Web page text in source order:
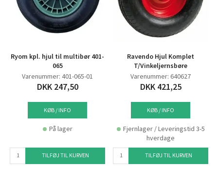
Ryom kpl. hjul til multibør 401-
065
Varenummer: 401-065-01
DKK 247,50
KØB / INFO
På lager
TILFØJ TIL KURVEN
Ravendo Hjul Komplet
T/Vinkeljernsbøre
Varenummer: 640627
DKK 421,25
KØB / INFO
Fjernlager / Leveringstid 3-5
hverdage
TILFØJ TIL KURVEN